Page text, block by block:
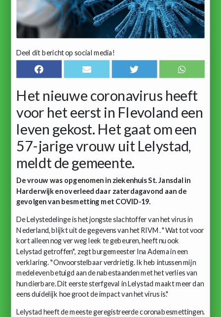
Deel dit bericht op social media!
Het nieuwe coronavirus heeft
voor het eerst in Flevoland een
leven gekost. Het gaat om een
57-jarige vrouw uit Lelystad,
meldt de gemeente.
De vrouw was opgenomen in ziekenhuis St. Jansdal in
Harderwijk en overleed daar zaterdagavond aan de
gevolgen van besmetting met COVID-19.
De Lelystedelinge is het jongste slachtoffer van het virus in
Nederland, blijkt uit de gegevens van het RIVM. "Wat tot voor
kort alleen nog ver weg leek te gebeuren, heeft nu ook
Lelystad getroffen", zegt burgemeester Ina Adema in een
verklaring. "Onvoorstelbaar verdrietig. Ik heb intussen mijn
medeleven betuigd aan de nabestaanden met het verlies van
hun dierbare. Dit eerste sterfgeval in Lelystad maakt meer dan
eens duidelijk hoe groot de impact van het virus is."
Lelystad heeft de meeste geregistreerde coronabesmettingen.